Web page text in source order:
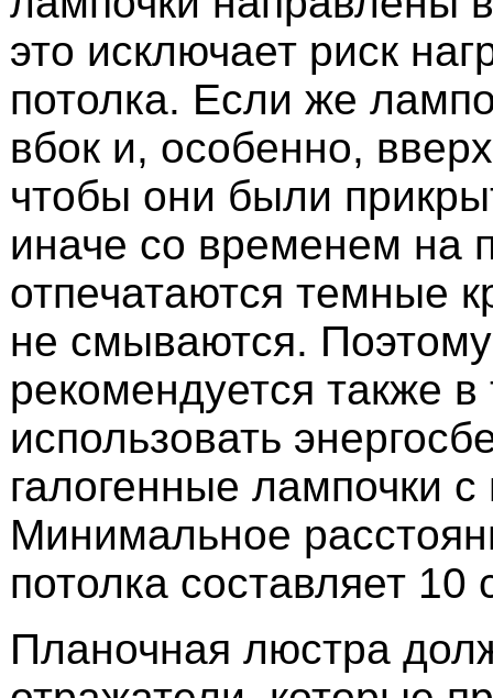
это исключает риск
потолка. Если же
вбок и, особенно,
чтобы они были
иначе со временем на
отпечатаются темные
не смываются. Поэтому
рекомендуется также
использовать
галогенные лампочки
Минимальное
потолка составляет 10
Планочная люстра